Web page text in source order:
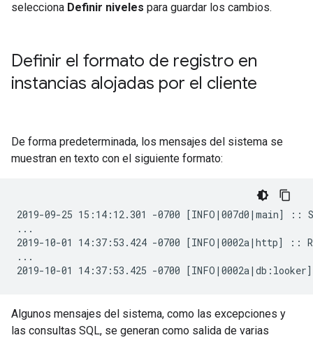
selecciona Definir niveles para guardar los cambios.
Definir el formato de registro en
instancias alojadas por el cliente
De forma predeterminada, los mensajes del sistema se
muestran en texto con el siguiente formato:
2019-09-25 15:14:12.301 -0700 [INFO|007d0|main]
...
2019-10-01 14:37:53.424 -0700 [INFO|0002a|http]
...
Algunos mensajes del sistema, como las excepciones y
las consultas SQL, se generan como salida de varias